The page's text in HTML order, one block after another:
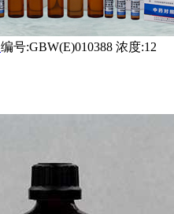
编号:GBW(E)010388 浓度:12